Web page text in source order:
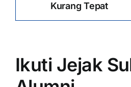
Kurang Tepat
Ikuti Jejak